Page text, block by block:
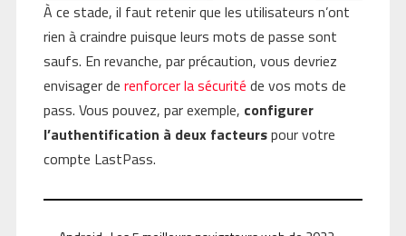
À ce stade, il faut retenir que les utilisateurs n’ont
rien à craindre puisque leurs mots de passe sont
saufs. En revanche, par précaution, vous devriez
envisager de renforcer la sécurité de vos mots de
pass. Vous pouvez, par exemple, configurer
l’authentification à deux facteurspour votre
compte LastPass.